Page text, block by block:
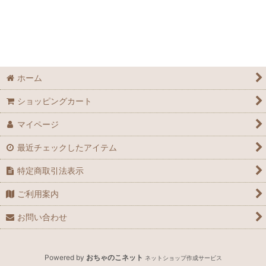
ホーム
ショッピングカート
マイページ
最近チェックしたアイテム
特定商取引法表示
ご利用案内
お問い合わせ
Powered by おちゃのこネット ネットショップ作成サービス